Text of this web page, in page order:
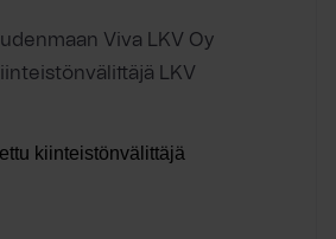
Viva LKV Oy
LKV
kiinteistönvälittäjä